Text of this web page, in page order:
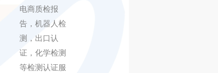
电商质检报
告，机器人检
测，出口认
证，化学检测
等检测认证服